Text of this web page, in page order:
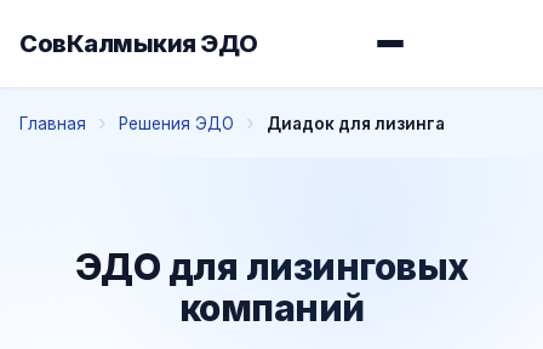
СовКалмыкия ЭДО
Главная Решения ЭДО Диадок для лизинга
ЭДО для лизинговых
компаний